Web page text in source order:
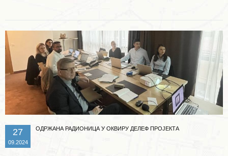
27
09.2024
ОДРЖАНА РАДИОНИЦА У ОКВИРУ ДЕЛЕФ ПРОЈЕКТА